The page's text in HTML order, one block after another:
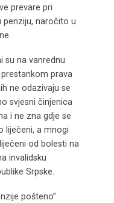
prevare pri
penziju, naročito u
su na vanrednu
prava
ne odazivaju se
svjesni činjenica
i ne zna gdje se
liječeni, a mnogi
od bolesti na
invalidsku
Srpske.
pošteno”